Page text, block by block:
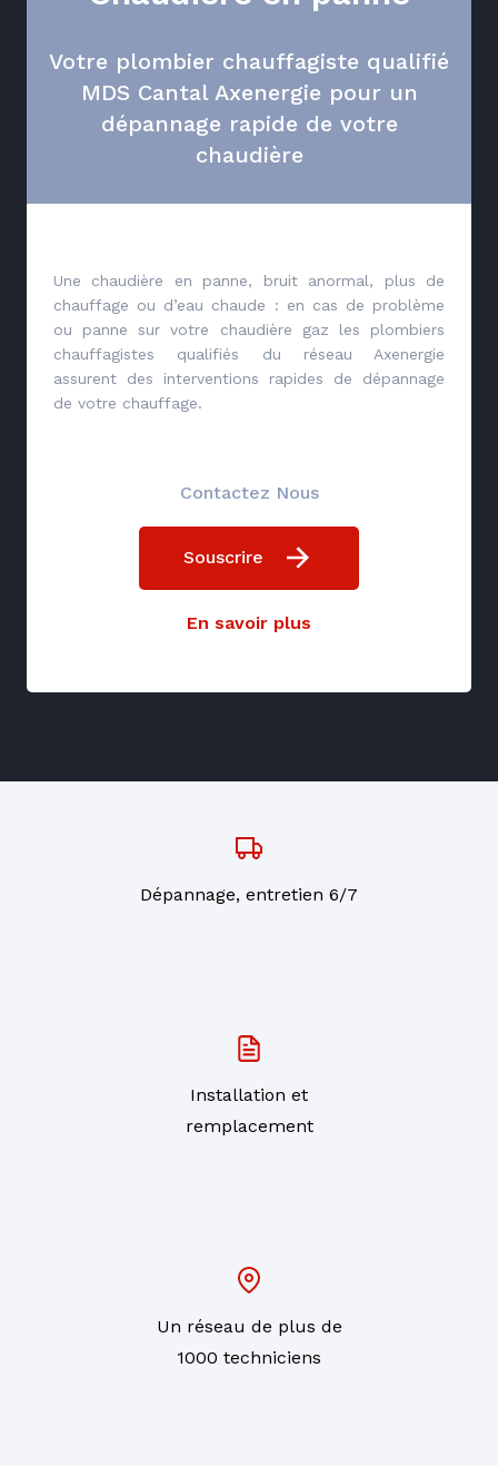
Votre plombier chauffagiste qualifié
MDS Cantal Axenergie pour un
dépannage rapide de votre
chaudière
Une chaudière en panne, bruit anormal, plus de
chauffage ou d’eau chaude : en cas de problème
ou panne sur votre chaudière gaz les plombiers
chauffagistes qualifiés du réseau Axenergie
assurent des interventions rapides de dépannage
de votre chauffage.
Contactez Nous
Souscrire
En savoir plus
Dépannage, entretien 6/7
Installation et
remplacement
Un réseau de plus de
1000 techniciens